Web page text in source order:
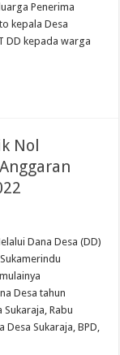
Penerima
kepala Desa
DD kepada warga
Nol
Dana Desa (DD)
Desa tahun
Rabu
Sukaraja, BPD,